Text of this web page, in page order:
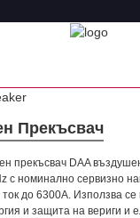
ПРОДУКТ
Прекъсвач
прекъсвач DAA
с номинално сервизно
до 6300A. Използва
и защита на вериги и